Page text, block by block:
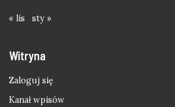
« lis sty »
Witryna
Zaloguj się
Kanał wpisów